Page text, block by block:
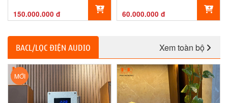
150.000.000 đ 60.000.000 đ
BACL/LỌC ĐIỆN AUDIO Xem toàn bộ
MỚI